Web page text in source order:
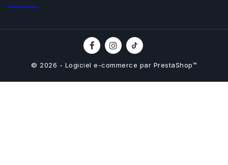
© 2026 - Logiciel e-commerce par PrestaShop™